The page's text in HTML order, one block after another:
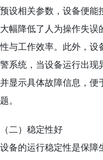
预设相关参数，设备便能
大幅降低了人为操作失误
性与工作效率。此外，设
警系统，当设备运行出现
并显示具体故障信息，便
题。
（二）稳定性好
设备的运行稳定性是保障